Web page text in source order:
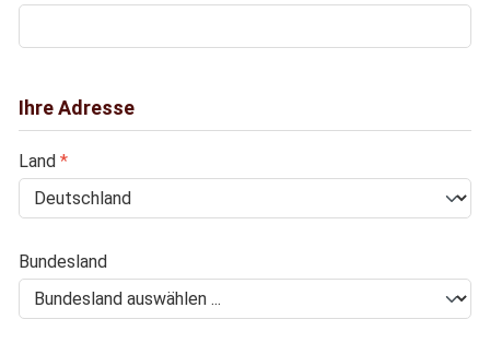
Ihre Adresse
Land *
Bundesland